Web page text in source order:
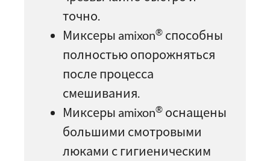
точно.
Миксеры amixon® способны
полностью опорожняться
после процесса
смешивания.
Миксеры amixon® оснащены
большими смотровыми
люками с гигиеническим